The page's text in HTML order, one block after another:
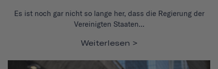
Es ist noch gar nicht so lange her, dass die Regierung der
Vereinigten Staaten...
Weiterlesen